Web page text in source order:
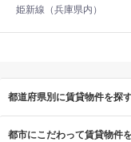
姫新線（兵庫県内）
都道府県別に賃貸物件を探
都市にこだわって賃貸物件